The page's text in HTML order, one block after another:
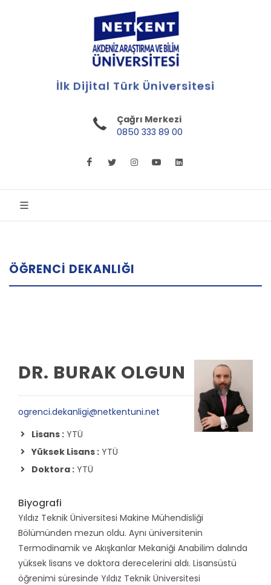
İlk Dijital Türk Üniversitesi
Çağrı Merkezi
0850 333 89 00
ÖĞRENCI DEKANLIĞI
DR. BURAK OLGUN
ogrenci.dekanligi@netkentuni.net
Lisans : YTÜ
Yüksek Lisans : YTÜ
Doktora : YTÜ
Biyografi
Yıldız Teknik Üniversitesi Makine Mühendisliği
Bölümünden mezun oldu. Aynı üniversitenin
Termodinamik ve Akışkanlar Mekaniği Anabilim dalında
yüksek lisans ve doktora derecelerini aldı. Lisansüstü
öğrenimi süresinde Yıldız Teknik Üniversitesi